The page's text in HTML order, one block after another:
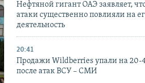
Нефтяной гигант ОАЭ заявляет,
атаки существенно повлияли на
деятельность
20:41
Продажи Wildberries упали на 20-
после атак ВСУ – СМИ